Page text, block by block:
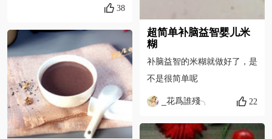
38
超简单补脑益智婴儿米
糊
补脑益智的米糊就做好了，是
不是很简单呢
_花爲誰殘╮ 22